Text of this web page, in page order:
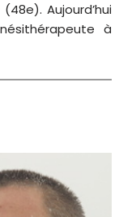
Aujourd’hui
à